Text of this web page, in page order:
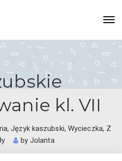
kl. VII
,Język kaszubski, Wycieczka, Z
by Jolanta